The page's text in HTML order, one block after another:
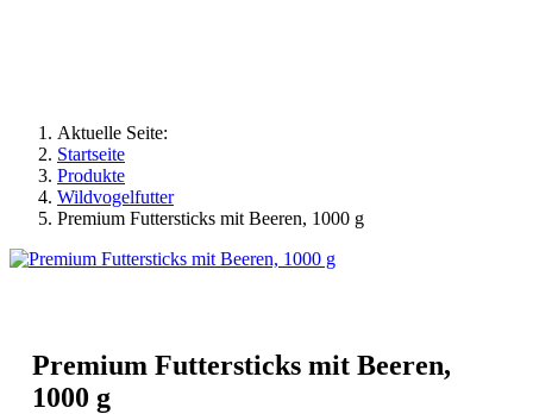
Aktuelle Seite:
Startseite
Produkte
Wildvogelfutter
Premium Futtersticks mit Beeren, 1000 g
Premium Futtersticks mit Beeren,
1000 g